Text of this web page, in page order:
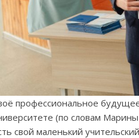
профессиональное
(по словам
свой маленький